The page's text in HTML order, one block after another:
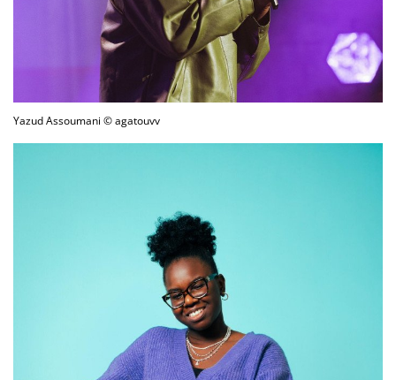
Yazud Assoumani © agatouvv